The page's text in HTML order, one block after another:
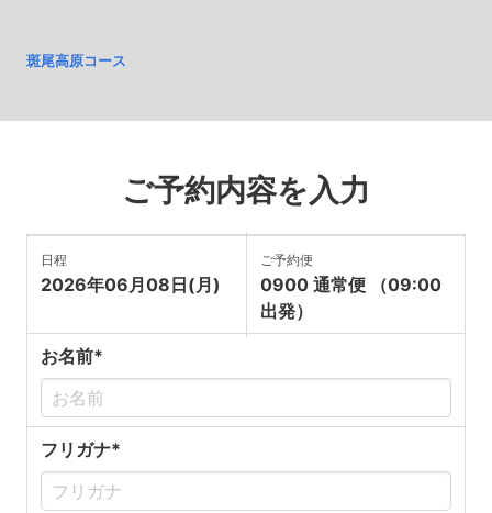
斑尾高原コース
ご予約内容を入力
日程
2026年06月08日(月)
ご予約便
0900 通常便 （09:00
出発）
お名前*
フリガナ*